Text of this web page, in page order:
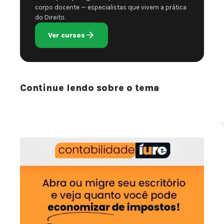
corpo docente — especialistas que vivem a prática
do Direito.
Ver cursos
Continue lendo sobre o tema